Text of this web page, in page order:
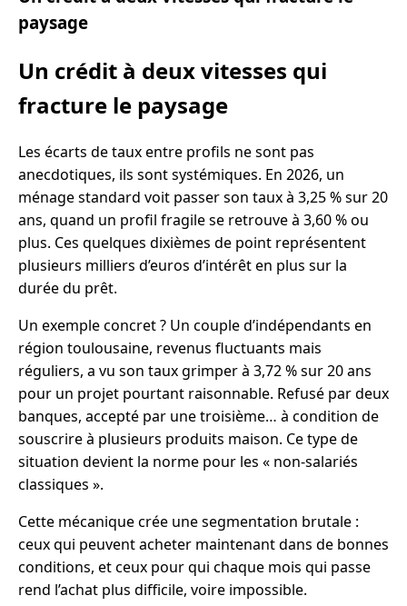
paysage
Un crédit à deux vitesses qui
fracture le paysage
Les écarts de taux entre profils ne sont pas
anecdotiques, ils sont systémiques. En 2026, un
ménage standard voit passer son taux à 3,25 % sur 20
ans, quand un profil fragile se retrouve à 3,60 % ou
plus. Ces quelques dixièmes de point représentent
plusieurs milliers d’euros d’intérêt en plus sur la
durée du prêt.
Un exemple concret ? Un couple d’indépendants en
région toulousaine, revenus fluctuants mais
réguliers, a vu son taux grimper à 3,72 % sur 20 ans
pour un projet pourtant raisonnable. Refusé par deux
banques, accepté par une troisième… à condition de
souscrire à plusieurs produits maison. Ce type de
situation devient la norme pour les « non-salariés
classiques ».
Cette mécanique crée une segmentation brutale :
ceux qui peuvent acheter maintenant dans de bonnes
conditions, et ceux pour qui chaque mois qui passe
rend l’achat plus difficile, voire impossible.